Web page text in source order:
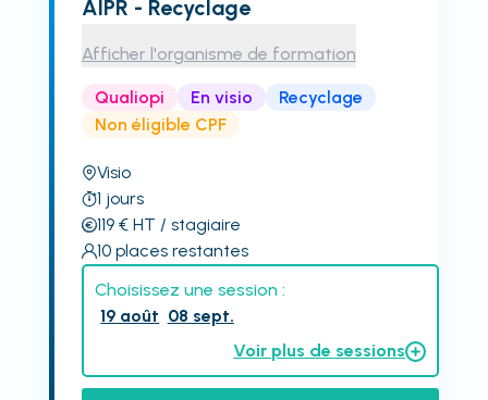
AIPR - Recyclage
Afficher l'organisme de formation
Qualiopi En visio
Recyclage
Non éligible CPF
Visio
1 jours
119€ HT / stagiaire
10 places restantes
Choisissez une session :
19 août 08 sept.
Voir plus de sessions